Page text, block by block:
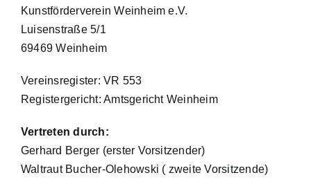
Kunstförderverein Weinheim e.V.
Luisenstraße 5/1
69469 Weinheim
Vereinsregister: VR 553
Registergericht: Amtsgericht Weinheim
Vertreten durch:
Gerhard Berger (erster Vorsitzender)
Waltraut Bucher-Olehowski ( zweite Vorsitzende)